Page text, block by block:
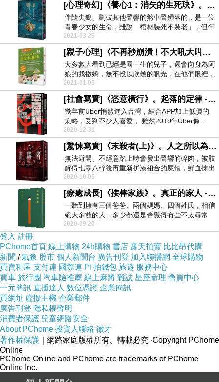
[心理奇幻]《養心1：消失的生死玦》。以心養身 以靈養性 - 陳郁如 / 親子天下出版
伴隨尖銳、劃破其他聲響的煞車聲殞落的，是一位
青春少女的生命，雖說「棺材裝死不裝老」，但年
輕生命的...
2021-03-25
[親子心理]《不再秒崩潰！不大吼大叫的淡定教養法》 - 吳蕙名 / 出色文化
大多數人看到已經是國一生的兒子，還會向身為阿
娘的我撒嬌，無不投以欣羨的眼光，在他們眼裡，
犬子...
2021-01-05
[社會寫實]《恣意橫行》。起落的定律 - 麥克．伊薩克 / 寶鼎
幾年前Uber悄然進入台灣，結合APP加上低價的
策略，受到不少人喜愛， 雖然2019年Uber條...
2020-12-31
[驚悚寫實]《末殺者(上)》。人之所以為惡 - 畢名 / 奇幻基地
無法避開、不經意踏上時會發出聲響的碎肉，被肢
解得七零八碎後再重新拼湊組合的屍體，鮮血抹出
未乾的有...
2020-10-05
[療癒成長]《接棒家族》。真正的家人 - 瀨尾麻衣子 / 尖端
一聽到擁有三個爸爸、兩個媽媽、四個姓氏，相信
絕大多數的人，多少都還是會覺得有些不太尋常
吧？雖然不...
2020-09-20
登入 註冊
PChome首頁 線上購物 24h購物 書店 露天拍賣 比比昂代購
新聞 /氣象 股市 個人新聞台 廣告刊登 加入聯播網 全球購物
買賣租屋 支付連 國際連 Pi 拍錢包 旅遊 服務中心
買車 旅行團 汽車險推薦 線上麻將 雜誌 星座命理 會員中心
一元簡訊 直播達人 數位憑證 企業簡訊
買網址 虛擬主機 企業郵件
廣告刊登 隱私權聲明
消費者保護 兒童網路安全
About PChome 投資人聯絡 徵才
著作權保護 ｜網路家庭版權所有、轉載必究 ‧Copyright PChome
Online
PChome Online and PChome are trademarks of PChome
Online Inc.